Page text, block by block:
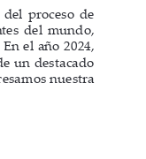
proceso de
del mundo,
el año 2024,
un destacado
nuestra